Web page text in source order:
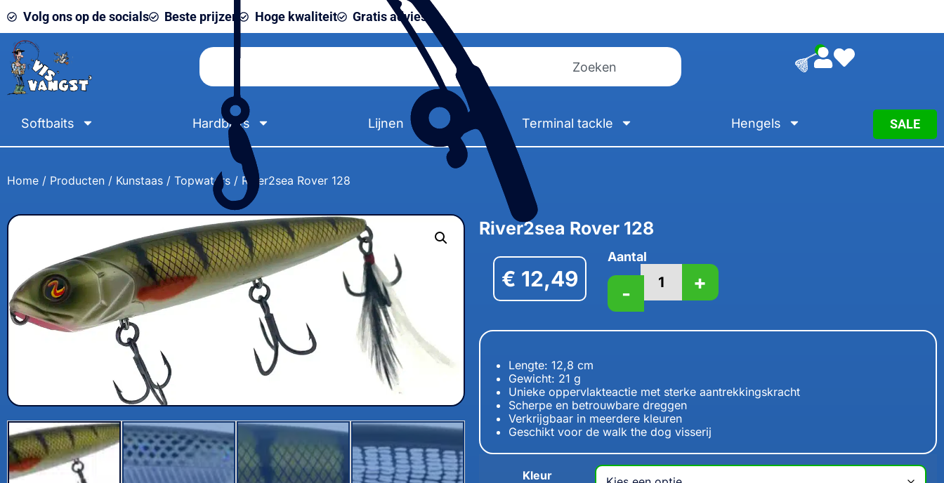
Volg ons op de socials Beste prijzen Hoge kwaliteit Gratis advies
0
Softbaits Hardbaits Lijnen Terminal tackle Hengels SALE
Home / Producten / Kunstaas / Topwaters / River2sea Rover 128
River2sea Rover 128
€ 12,49
Aantal
- +
Lengte: 12,8 cm
Gewicht: 21 g
Unieke oppervlakteactie met sterke aantrekkingskracht
Scherpe en betrouwbare dreggen
Verkrijgbaar in meerdere kleuren
Geschikt voor de walk the dog visserij
Kleur